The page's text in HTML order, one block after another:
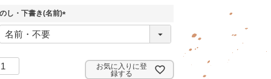
)
のし・下書き(名前)
(
お気に入りに登
録する